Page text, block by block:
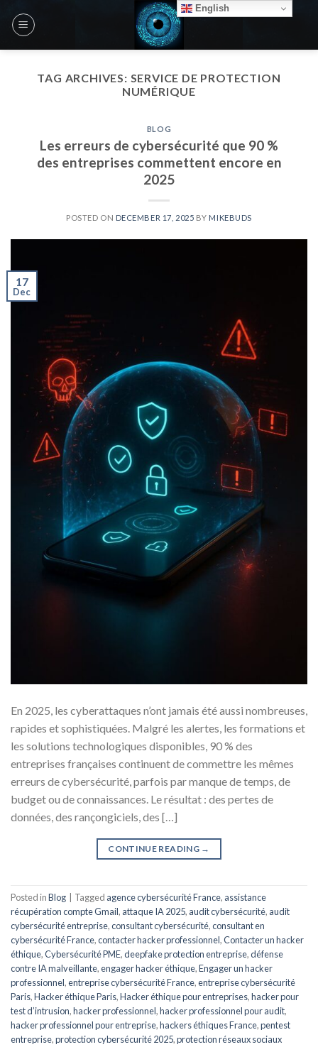
TAG ARCHIVES: SERVICE DE PROTECTION
NUMÉRIQUE
BLOG
Les erreurs de cybersécurité que 90 %
des entreprises commettent encore en
2025
POSTED ON DECEMBER 17, 2025 BY MIKEBUDS
17
Dec
En 2025, les cyberattaques n’ont jamais été aussi nombreuses,
rapides et sophistiquées. Malgré les alertes, les formations et
les solutions technologiques disponibles, 90 % des
entreprises françaises continuent de commettre les mêmes
erreurs de cybersécurité, parfois par manque de temps, de
budget ou de connaissances. Le résultat : des pertes de
données, des rançongiciels, des […]
CONTINUE READING →
Posted inBlog Tagged agence cybersécurité France, assistance
récupération compte Gmail, attaque IA 2025, audit cybersécurité, audit
cybersécurité entreprise,consultant cybersécurité,consultant en
cybersécurité France,contacter hacker professionnel,Contacter un hacker
éthique,Cybersécurité PME,deepfake protection entreprise,défense
contre IA malveillante,engager hacker éthique,Engager un hacker
professionnel,entreprise cybersécurité France,entreprise cybersécurité
Paris,Hacker éthique Paris,Hacker éthique pour entreprises,hacker pour
test d’intrusion,hacker professionnel,hacker professionnel pour audit,
hacker professionnel pour entreprise,hackers éthiques France,pentest
entreprise,protection cybersécurité 2025,protection réseaux sociaux
English